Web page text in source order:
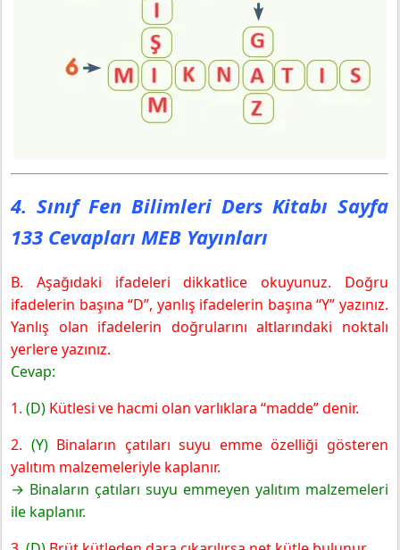
4. Sınıf Fen Bilimleri Ders Kitabı Sayfa
133 Cevapları MEB Yayınları
B. Aşağıdaki ifadeleri dikkatlice okuyunuz. Doğru
ifadelerin başına “D”, yanlış ifadelerin başına “Y” yazınız.
Yanlış olan ifadelerin doğrularını altlarındaki noktalı
yerlere yazınız.
Cevap:
1. (D) Kütlesi ve hacmi olan varlıklara “madde” denir.
2. (Y)Binaların çatıları suyu emme özelliği gösteren
yalıtım malzemeleriyle kaplanır.
→ Binaların çatıları suyu emmeyen yalıtım malzemeleri
ile kaplanır.